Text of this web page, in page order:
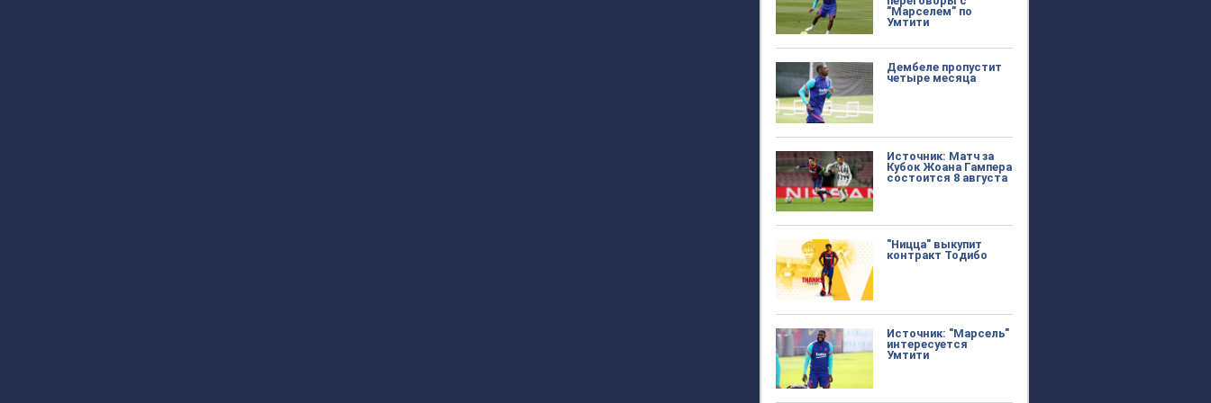
"Марселем" по
Умтити
Дембеле пропустит
четыре месяца
Источник: Матч за
Кубок Жоана Гампера
состоится 8 августа
"Ницца" выкупит
контракт Тодибо
Источник: "Марсель"
интересуется
Умтити